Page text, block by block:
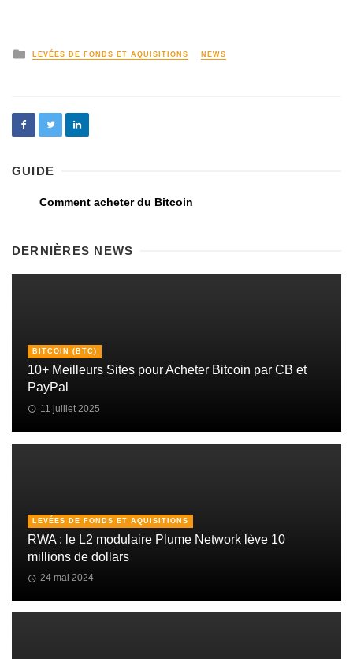
LEVÉES DE FONDS ET AQUISITIONS NEWS
GUIDE
Comment acheter du Bitcoin
DERNIÈRES NEWS
BITCOIN (BTC)
10+ Meilleurs Sites pour Acheter Bitcoin par CB et
PayPal
11 juillet 2025
LEVÉES DE FONDS ET AQUISITIONS
RWA : le L2 modulaire Plume Network lève 10
millions de dollars
24 mai 2024